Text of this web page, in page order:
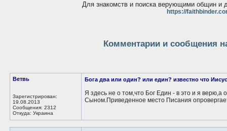
Для знакомств и поиска верующими общин и
https://
Комментарии и сообщения
Ветвь
Зарегистрирован:
19.08.2013
Сообщения: 2312
Откуда: Украина
Бога два или один? или един? известно что
Я здесь не о том,что Бог Един - в это и я
Сыном.Приведенное место Писания